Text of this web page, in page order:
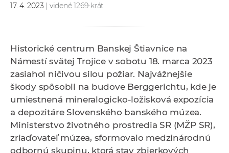
h
a
p
r
a
c
o
17. 4. 2023 | videné 1269-krát
Historické centrum Banskej Štiavnice na
Námestí svätej Trojice v sobotu 18. marca 2023
zasiahol ničivou silou požiar. Najvážnejšie
škody spôsobil na budove Berggerichtu, kde je
umiestnená mineralogicko-ložisková expozícia
a depozitáre Slovenského banského múzea.
Ministerstvo životného prostredia SR (MŽP SR),
zriaďovateľ múzea, sformovalo medzinárodnú
odbornú skupinu, ktorá stav zbierkových